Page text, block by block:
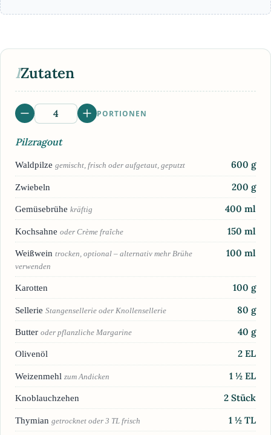
IZutaten
PORTIONEN
Pilzragout
Waldpilze gemischt, frisch oder aufgetaut, geputzt 600 g
Zwiebeln 200 g
Gemüsebrühe kräftig 400 ml
Kochsahne oder Crème fraîche 150 ml
Weißwein trocken, optional – alternativ mehr Brühe
verwenden
100 ml
Karotten 100 g
Sellerie Stangensellerie oder Knollensellerie 80 g
Butter oder pflanzliche Margarine 40 g
Olivenöl 2 EL
Weizenmehl zum Andicken 1 ½ EL
Knoblauchzehen 2 Stück
Thymian getrocknet oder 3 TL frisch 1 ½ TL